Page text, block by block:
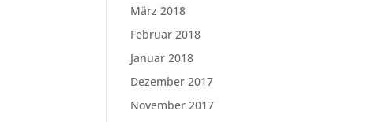
März 2018
Februar 2018
Januar 2018
Dezember 2017
November 2017